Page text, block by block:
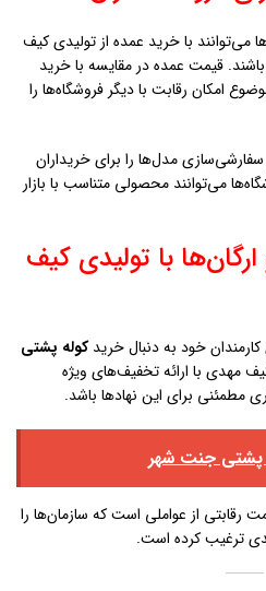
می‌توانند با خرید عمده از تولیدی کیف
قیمت عمده در مقایسه با خرید
امکان رقابت با دیگر فروشگاه‌ها را
مدل‌ها را برای خریداران
می‌توانند محصولی متناسب با بازار
با تولیدی کیف
کارمندان خود به دنبال خریدکوله پشتی
مهدی با ارائه تخفیف‌های ویژه
مطمئنی برای این نهادها باشد.
پشتی جنت شهر
رقابتی از عواملی است که سازمان‌ها را
ترغیب کرده است.